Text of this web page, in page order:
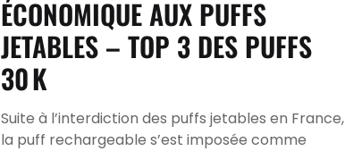
ÉCONOMIQUE AUX PUFFS
JETABLES – TOP 3 DES PUFFS
30 K
Suite à l’interdiction des puffs jetables en France,
la puff rechargeable s’est imposée comme